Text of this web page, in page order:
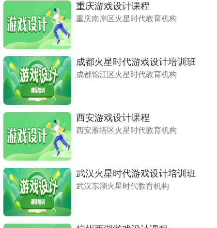
重庆游戏设计课程
重庆南岸区火星时代教育机构
成都火星时代游戏设计培训班
成都锦江区火星时代教育机构
西安游戏设计课程
西安雁塔区火星时代教育机构
武汉火星时代游戏设计培训班
武汉东湖火星时代教育机构